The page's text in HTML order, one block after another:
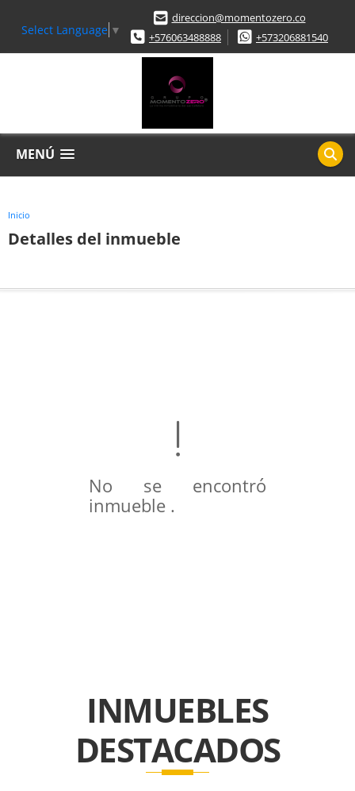
Select Language ▼
direccion@momentozero.co
+576063488888
+573206881540
MENÚ
Inicio
Detalles del inmueble
No se encontró
inmueble .
INMUEBLES
DESTACADOS